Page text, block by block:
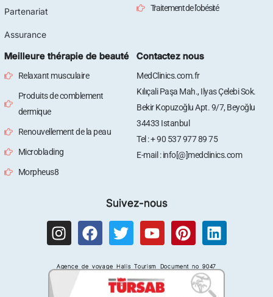
Partenariat
Assurance
Traitement de l'obésité
Meilleure thérapie de beauté
Relaxant musculaire
Produits de comblement
dermique
Renouvellement de la peau
Microblading
Morpheus8
Contactez nous
MedClinics.com.fr
Kılıçali Paşa Mah., Ilyas Çelebi Sok.
Bekir Kopuzoğlu Apt. 9/7, Beyoğlu
34433 Istanbul
Tel : + 90 537 977 89 75
E-mail : info[@]medclinics.com
Suivez-nous
I
n
t
F
a
e
T
w
t
t
Y
o
t
u
P
i
t
e
L
i
k
e
Agence de voyage Halis Tourism Document no 9047